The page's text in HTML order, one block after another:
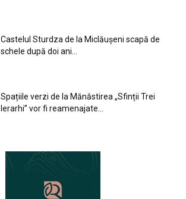
Castelul Sturdza de la Miclăușeni scapă de
schele după doi ani...
Spațiile verzi de la Mănăstirea „Sfinții Trei
Ierarhi” vor fi reamenajate...